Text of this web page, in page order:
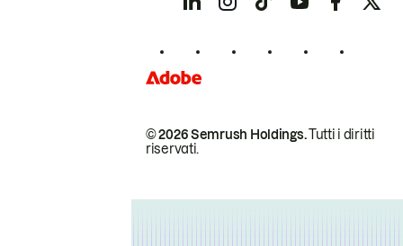
© 2026 Semrush Holdings.Tutti i diritti
riservati.